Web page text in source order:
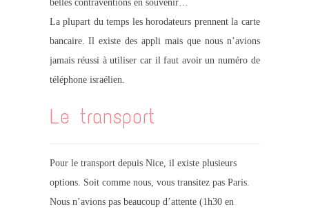
belles contraventions en souvenir…
La plupart du temps les horodateurs prennent la carte
bancaire. Il existe des appli mais que nous n’avions
jamais réussi à utiliser car il faut avoir un numéro de
téléphone israélien.
Le transport
Pour le transport depuis Nice, il existe plusieurs
options. Soit comme nous, vous transitez pas Paris.
Nous n’avions pas beaucoup d’attente (1h30 en